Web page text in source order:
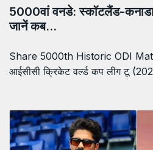
5000वां वनडे: स्कॉटलैंड-कनाडा
जानें कब…
Share 5000th Historic ODI
आईसीसी क्रिकेट वर्ल्ड कप लीग टू